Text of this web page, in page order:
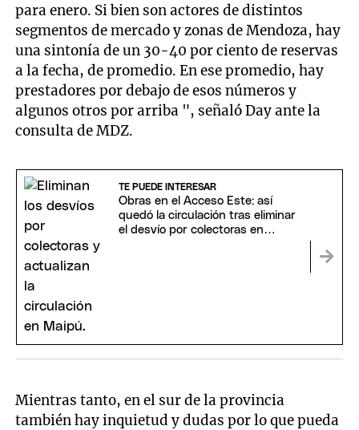
para enero. Si bien son actores de distintos
segmentos de mercado y zonas de Mendoza, hay
una sintonía de un 30-40 por ciento de reservas
a la fecha, de promedio. En ese promedio, hay
prestadores por debajo de esos números y
algunos otros por arriba ", señaló Day ante la
consulta de MDZ.
TE PUEDE INTERESAR
Obras en el Acceso Este: así
quedó la circulación tras eliminar
el desvío por colectoras en
Mientras tanto, en el sur de la provincia
también hay inquietud y dudas por lo que pueda